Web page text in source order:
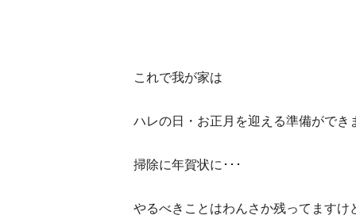
これで我が家は
ハレの日・お正月を迎える準備ができ
掃除に年賀状に･･･
やるべきことはわんさか残ってますけ